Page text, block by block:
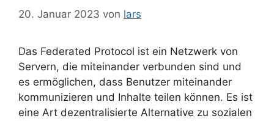
20. Januar 2023 von lars
Das Federated Protocol ist ein Netzwerk von
Servern, die miteinander verbunden sind und
es ermöglichen, dass Benutzer miteinander
kommunizieren und Inhalte teilen können. Es ist
eine Art dezentralisierte Alternative zu sozialen